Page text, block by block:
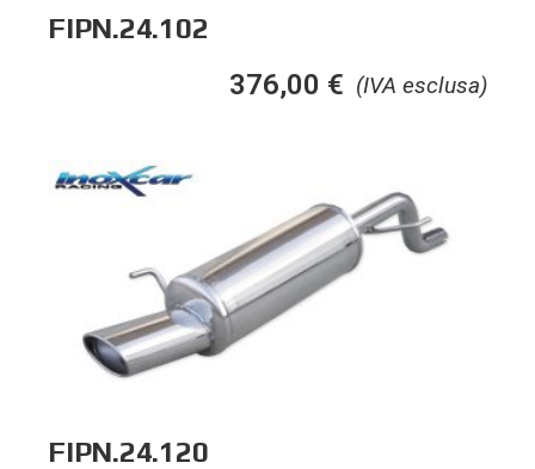
FIPN.24.102
(IVA esclusa)
376,00 €
FIPN.24.120